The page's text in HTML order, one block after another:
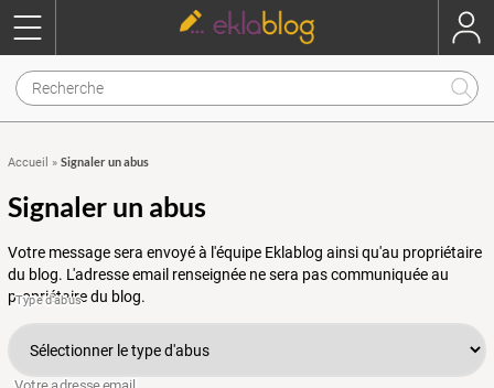
Accueil » Signaler un abus
Signaler un abus
Votre message sera envoyé à l'équipe Eklablog ainsi qu'au propriétaire
du blog. L'adresse email renseignée ne sera pas communiquée au
propriétaire du blog.